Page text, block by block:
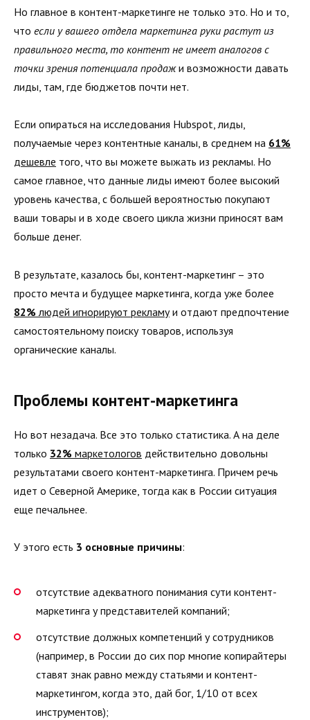
Но главное в контент-маркетинге не только это. Но и то,
что если у вашего отдела маркетинга руки растут из
правильного места, то контент не имеет аналогов с
точки зрения потенциала продажи возможности давать
лиды, там, где бюджетов почти нет.
Если опираться на исследования Hubspot, лиды,
получаемые через контентные каналы, в среднем на 61%
дешевле того, что вы можете выжать из рекламы. Но
самое главное, что данные лиды имеют более высокий
уровень качества, с большей вероятностью покупают
ваши товары и в ходе своего цикла жизни приносят вам
больше денег.
В результате, казалось бы, контент-маркетинг – это
просто мечта и будущее маркетинга, когда уже более
82% людей игнорируют рекламуи отдают предпочтение
самостоятельному поиску товаров, используя
органические каналы.
Проблемы контент-маркетинга
Но вот незадача. Все это только статистика. А на деле
только 32% маркетологов действительно довольны
результатами своего контент-маркетинга. Причем речь
идет о Северной Америке, тогда как в России ситуация
еще печальнее.
У этого есть 3 основные причины:
отсутствие адекватного понимания сути контент-
маркетинга у представителей компаний;
отсутствие должных компетенций у сотрудников
(например, в России до сих пор многие копирайтеры
ставят знак равно между статьями и контент-
маркетингом, когда это, дай бог, 1/10 от всех
инструментов);